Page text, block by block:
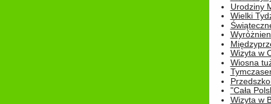
Urodziny
Wielki
Wizyta w
Wiosna
"Cała
Wizyta w